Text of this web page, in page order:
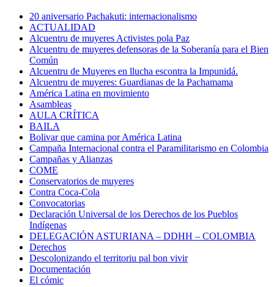
20 aniversario Pachakuti: internacionalismo
ACTUALIDAD
Alcuentru de muyeres Activistes pola Paz
Alcuentru de muyeres defensoras de la Soberanía para el Bien
Común
Alcuentru de Muyeres en llucha escontra la Impunidá.
Alcuentru de muyeres: Guardianas de la Pachamama
América Latina en movimiento
Asambleas
AULA CRÍTICA
BAILA
Bolivar que camina por América Latina
Campaña Internacional contra el Paramilitarismo en Colombia
Campañas y Alianzas
COME
Conservatorios de muyeres
Contra Coca-Cola
Convocatorias
Declaración Universal de los Derechos de los Pueblos
Indígenas
DELEGACIÓN ASTURIANA – DDHH – COLOMBIA
Derechos
Descolonizando el territoriu pal bon vivir
Documentación
El cómic